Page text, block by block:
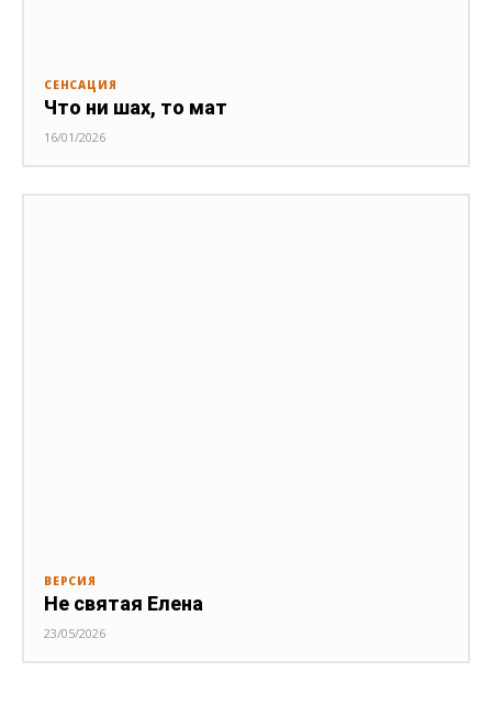
СЕНСАЦИЯ
Что ни шах, то мат
16/01/2026
ВЕРСИЯ
Не святая Елена
23/05/2026